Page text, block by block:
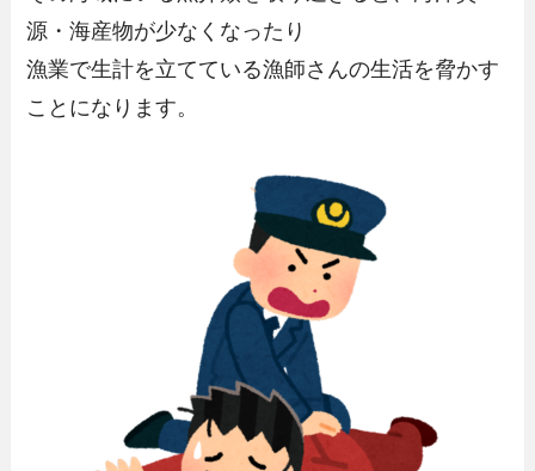
源・海産物が少なくなったり
漁業で生計を立てている漁師さんの生活を脅かす
ことになります。